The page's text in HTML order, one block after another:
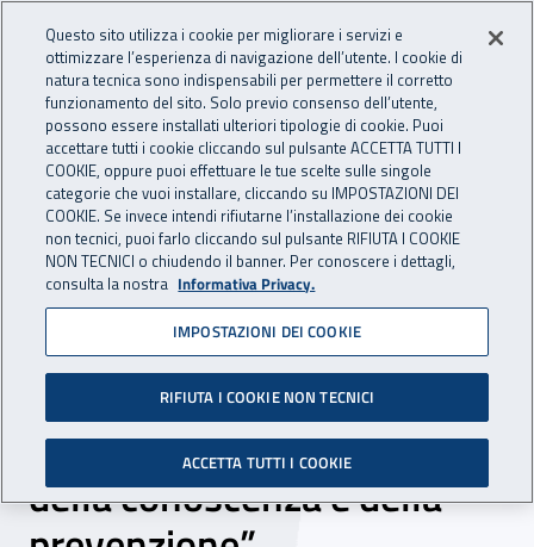
INAIL - Istituto Nazionale
Apri cerca
Navigazione principale
Navigazione - Ti trovi in:
Home Inail comunica Eventi
14 dicembre 2021
Convegno - “Disturbi
muscoloscheletrici: la
Sardegna nella prospettiva
della conoscenza e della
Questo sito utilizza i cookie per migliorare i servizi e
ottimizzare l’esperienza di navigazione dell’utente. I cookie di
natura tecnica sono indispensabili per permettere il corretto
funzionamento del sito. Solo previo consenso dell’utente,
possono essere installati ulteriori tipologie di cookie. Puoi
accettare tutti i cookie cliccando sul pulsante ACCETTA TUTTI I
COOKIE, oppure puoi effettuare le tue scelte sulle singole
categorie che vuoi installare, cliccando su IMPOSTAZIONI DEI
COOKIE. Se invece intendi rifiutarne l’installazione dei cookie
non tecnici, puoi farlo cliccando sul pulsante RIFIUTA I COOKIE
NON TECNICI o chiudendo il banner. Per conoscere i dettagli,
consulta la nostra Informativa Privacy.
IMPOSTAZIONI DEI COOKIE
RIFIUTA I COOKIE NON TECNICI
ACCETTA TUTTI I COOKIE